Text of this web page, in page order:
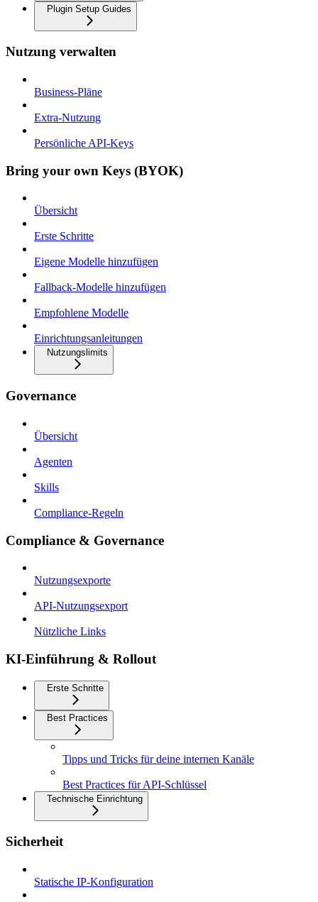
Plugin Setup Guides
Nutzung verwalten
Business-Pläne
Extra-Nutzung
Persönliche API-Keys
Bring your own Keys (BYOK)
Übersicht
Erste Schritte
Eigene Modelle hinzufügen
Fallback-Modelle hinzufügen
Empfohlene Modelle
Einrichtungsanleitungen
Nutzungslimits
Governance
Übersicht
Agenten
Skills
Compliance-Regeln
Compliance & Governance
Nutzungsexporte
API-Nutzungsexport
Nützliche Links
KI-Einführung & Rollout
Erste Schritte
Best Practices
Tipps und Tricks für deine internen Kanäle
Best Practices für API-Schlüssel
Technische Einrichtung
Sicherheit
Statische IP-Konfiguration